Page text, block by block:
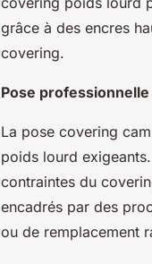
grâce à des encres
covering.
Pose
La pose covering
poids lourd
contraintes du
encadrés par des
ou de remplacement